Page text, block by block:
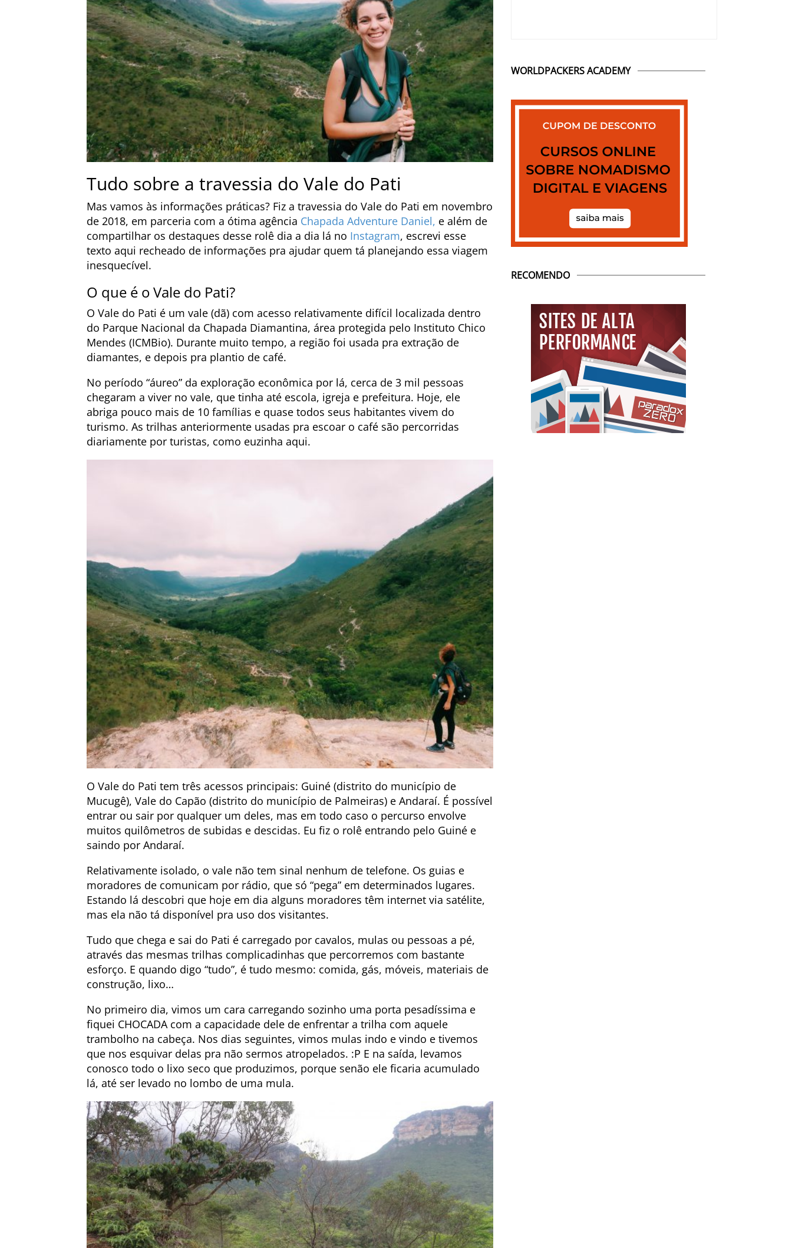
Tudo sobre a travessia do Vale do Pati
Mas vamos às informações práticas? Fiz a travessia do Vale do Pati em novembro
de 2018, em parceria com a ótima agência Chapada Adventure Daniel, e além de
compartilhar os destaques desse rolê dia a dia lá no Instagram, escrevi esse
texto aqui recheado de informações pra ajudar quem tá planejando essa viagem
inesquecível.
O que é o Vale do Pati?
O Vale do Pati é um vale (dã) com acesso relativamente difícil localizada dentro
do Parque Nacional da Chapada Diamantina, área protegida pelo Instituto Chico
Mendes (ICMBio). Durante muito tempo, a região foi usada pra extração de
diamantes, e depois pra plantio de café.
No período “áureo” da exploração econômica por lá, cerca de 3 mil pessoas
chegaram a viver no vale, que tinha até escola, igreja e prefeitura. Hoje, ele
abriga pouco mais de 10 famílias e quase todos seus habitantes vivem do
turismo. As trilhas anteriormente usadas pra escoar o café são percorridas
diariamente por turistas, como euzinha aqui.
O Vale do Pati tem três acessos principais: Guiné (distrito do município de
Mucugê), Vale do Capão (distrito do município de Palmeiras) e Andaraí. É possível
entrar ou sair por qualquer um deles, mas em todo caso o percurso envolve
muitos quilômetros de subidas e descidas. Eu fiz o rolê entrando pelo Guiné e
saindo por Andaraí.
Relativamente isolado, o vale não tem sinal nenhum de telefone. Os guias e
moradores de comunicam por rádio, que só “pega” em determinados lugares.
Estando lá descobri que hoje em dia alguns moradores têm internet via satélite,
mas ela não tá disponível pra uso dos visitantes.
Tudo que chega e sai do Pati é carregado por cavalos, mulas ou pessoas a pé,
através das mesmas trilhas complicadinhas que percorremos com bastante
esforço. E quando digo “tudo”, é tudo mesmo: comida, gás, móveis, materiais de
construção, lixo…
No primeiro dia, vimos um cara carregando sozinho uma porta pesadíssima e
fiquei CHOCADA com a capacidade dele de enfrentar a trilha com aquele
trambolho na cabeça. Nos dias seguintes, vimos mulas indo e vindo e tivemos
que nos esquivar delas pra não sermos atropelados. :P E na saída, levamos
conosco todo o lixo seco que produzimos, porque senão ele ficaria acumulado
lá, até ser levado no lombo de uma mula.
WORLDPACKERS ACADEMY
RECOMENDO